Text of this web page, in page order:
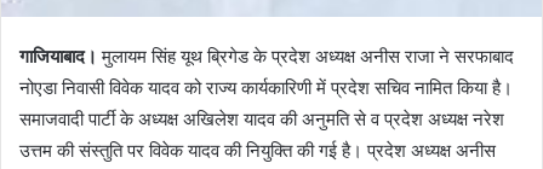
गाजियाबाद। मुलायम सिंह यूथ ब्रिगेड के प्रदेश अध्यक्ष अनीस राजा ने सरफाबाद
नोएडा निवासी विवेक यादव को राज्य कार्यकारिणी में प्रदेश सचिव नामित किया है।
समाजवादी पार्टी के अध्यक्ष अखिलेश यादव की अनुमति से व प्रदेश अध्यक्ष नरेश
उत्तम की संस्तुति पर विवेक यादव की नियुक्ति की गई है। प्रदेश अध्यक्ष अनीस